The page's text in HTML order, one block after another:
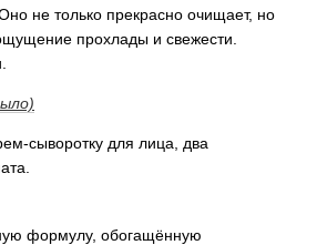
не только прекрасно очищает, но
прохлады и свежести.
сыворотку для лица, два
формулу, обогащённую